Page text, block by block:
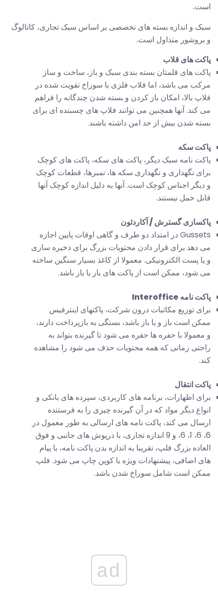
است.
سبک و اندازه بسته های تخصصی بر اساس سبک تجاری، کاتالوگ
و بروشور متداول است.
پاکت های قلاب
پاکت های قلمتان بسته بندی سبک و باز، ساخت و ساز
مرکب می باشد، اما قلاب فلزی با سوراخ تقویت شده در
فلاپ بالا، امکان باز کردن و بسته شدن چندگانه را فراهم
می کند. آنها همچنین می توانند فلاپ های چسبنده ای برای
بسته شدن بیش از حد امن داشته باشند.
پاکت سکه
پاکت نامه سبک دیگر، پاکت های سکه، پاکت های کوچک
برای نگهداری و نگهداری سکه ها، تمبرها، قطعات کوچک
و دیگر اجناس کوچک است. آنها به دلیل اندازه کوچک آنها
قابل حمل نیستند.
پاکسازی گسترش / آکاردئون
Gussets در امتداد دو طرف و گاهی اوقات پایین اجازه
می دهد برای قرار دادن محتویات بزرگ برای ذخیره سازی
و یا پست الکترونیکی. معمولا از کاغذ بسیار سنگین ساخته
می شود، ممکن است از پاکت های باز یا باز باشد.
پاکت نامه Interoffice
برای توزیع مکاتبات درون شرکت، پاکتهای اینترفیس
ممکن است باز و یا باز باشد، بستگی به بازپرداخت دارند،
و معمولا با حفره ها حفره می شود تا گیرنده بتواند به
راحتی زمانی که همه محتویات حذف می شود را مشاهده
کند.
پاکت انتقال
برای اظهارات، برنامه های کاربردی، سپرده های بانکی و
انواع دیگر مواد که در آن گیرنده چیزی را به فرستنده
ارسال می کند، پاکت نامه های ارسالی به طور معمول در
6، 6، 1، 6، و 9 اندازه تجاری، با درپوش های جانبی و فوق
العاده بزرگ فلپ، تقریبا به اندازه بدن پاکت نامه، با پیام
های اضافی، پیشنهادات ویژه یا کوپن چاپ می شود. فلپ
ممکن است شامل سوراخ شدن باشد.
ad